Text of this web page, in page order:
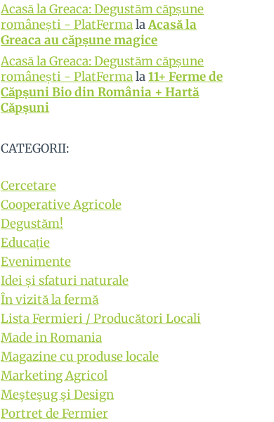
Acasă la Greaca: Degustăm căpșune
românești - PlatFermalaAcasă la
Greaca au căpșune magice
Acasă la Greaca: Degustăm căpșune
românești - PlatFermala11+ Ferme de
Căpșuni Bio din România + Hartă
Căpșuni
CATEGORII:
Cercetare
Cooperative Agricole
Degustăm!
Educație
Evenimente
Idei și sfaturi naturale
În vizită la fermă
Lista Fermieri / Producători Locali
Made in Romania
Magazine cu produse locale
Marketing Agricol
Meşteşug şi Design
Portret de Fermier